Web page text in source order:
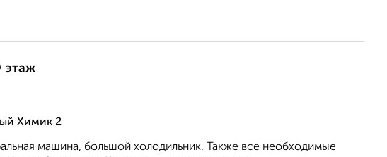
этаж
Химик 2
машина, большой холодильник. Также все необходимые